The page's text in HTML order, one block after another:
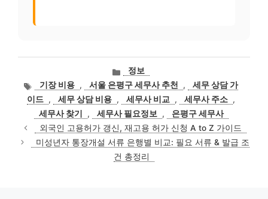
카
테
고
리
정보
태
그
기장 비용 , 서울 은평구 세무사 추천 ,
세무 상담 가
이드 , 세무 상담 비용 , 세무사 비교 , 세무사 주소 ,
세무사 찾기
, 세무사 필요정보 ,
은평구 세무사
외국인 고용허가 갱신, 재고용 허가 신청 A to Z 가이드
미성년자 통장개설 서류 은행별 비교: 필요 서류 & 발급 조
건 총정리